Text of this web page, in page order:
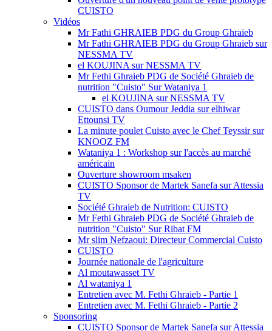
CUISTO
Vidéos
Mr Fathi GHRAIEB PDG du Group Ghraieb
Mr Fathi GHRAIEB PDG du Group Ghraieb sur
NESSMA TV
el KOUJINA sur NESSMA TV
Mr Fethi Ghraieb PDG de Société Ghraieb de
nutrition "Cuisto" Sur Wataniya 1
el KOUJINA sur NESSMA TV
CUISTO dans Oumour Jeddia sur elhiwar
Ettounsi TV
La minute poulet Cuisto avec le Chef Teyssir sur
KNOOZ FM
Wataniya 1 : Workshop sur l'accès au marché
américain
Ouverture showroom msaken
CUISTO Sponsor de Martek Sanefa sur Attessia
TV
Société Ghraieb de Nutrition: CUISTO
Mr Fethi Ghraieb PDG de Société Ghraieb de
nutrition "Cuisto" Sur Ribat FM
Mr slim Nefzaoui: Directeur Commercial Cuisto
CUISTO
Journée nationale de l'agriculture
Al moutawasset TV
Al wataniya 1
Entretien avec M. Fethi Ghraieb - Partie 1
Entretien avec M. Fethi Ghraieb - Partie 2
Sponsoring
CUISTO Sponsor de Martek Sanefa sur Attessia